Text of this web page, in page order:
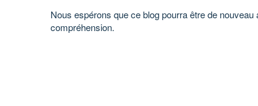
Nous espérons que ce blog pourra être de
compréhension.